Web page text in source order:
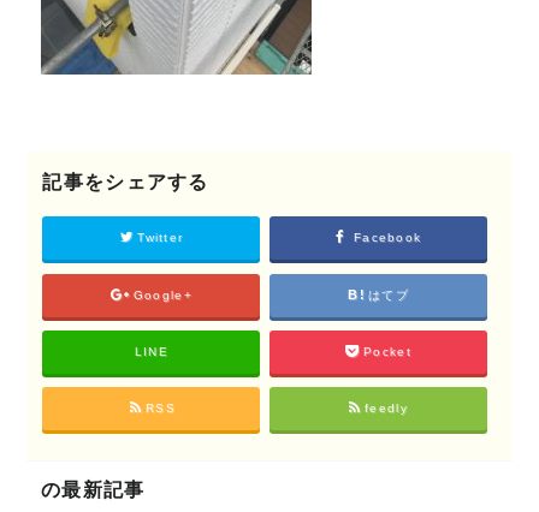
記事をシェアする
Twitter Facebook
Google+ はてブ
LINE Pocket
RSS feedly
の最新記事